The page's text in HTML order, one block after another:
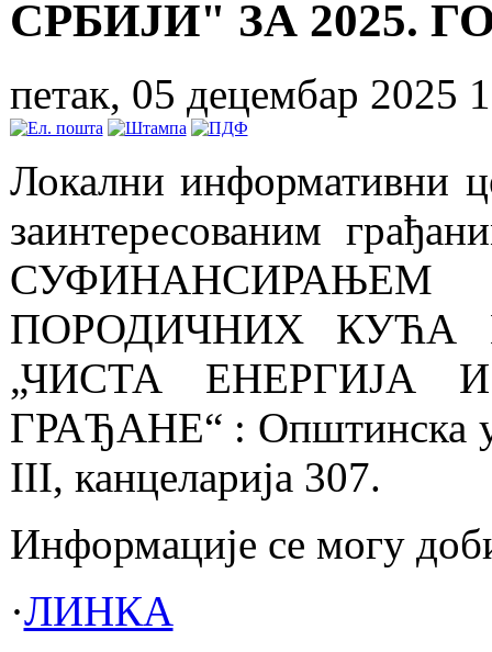
СРБИЈИ" ЗА 2025.
петак, 05 децембар 2025
Локални информативни
заинтересованим
ПОРОДИЧНИХ КУЋА
„ЧИСТА ЕНЕРГИЈА
ГРАЂАНЕ“ : Општинска
III, канцеларија 307.
Информације се могу
·ЛИНКА